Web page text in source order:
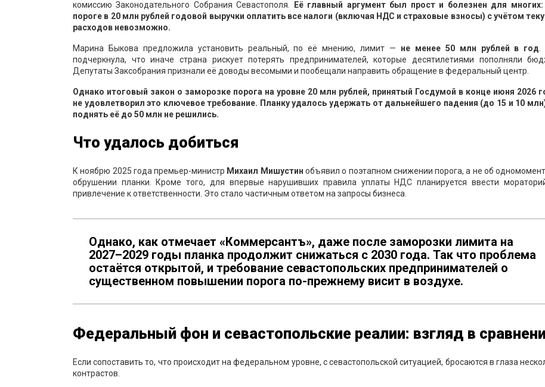
комиссию Законодательного Собрания Севастополя. Её главный аргумент был прост и болезнен для многих:
пороге в 20 млн рублей годовой выручки оплатить все налоги (включая НДС и страховые взносы) с учётом
расходов невозможно.
Марина Быкова предложила установить реальный, по её мнению, лимит — не менее 50 млн рублей в год
подчеркнула, что иначе страна рискует потерять предпринимателей, которые десятилетиями пополняли
Депутаты Заксобрания признали её доводы весомыми и пообещали направить обращение в федеральный центр.
Однако итоговый закон о заморозке порога на уровне 20 млн рублей, принятый Госдумой в конце июня 2026
не удовлетворил это ключевое требование. Планку удалось удержать от дальнейшего падения (до 15 и 10
поднять её до 50 млн не решились.
Что удалось добиться
К ноябрю 2025 года премьер-министр Михаил Мишустин объявил о поэтапном снижении порога, а не об
обрушении планки. Кроме того, для впервые нарушивших правила уплаты НДС планируется ввести
привлечение к ответственности. Это стало частичным ответом на запросы бизнеса.
Однако, как отмечает «Коммерсантъ», даже после заморозки лимита на
2027–2029 годы планка продолжит снижаться с 2030 года. Так что проблема
остаётся открытой, и требование севастопольских предпринимателей о
существенном повышении порога по-прежнему висит в воздухе.
Федеральный фон и севастопольские реалии: взгляд в
Если сопоставить то, что происходит на федеральном уровне, с севастопольской ситуацией, бросаются в глаза
контрастов.